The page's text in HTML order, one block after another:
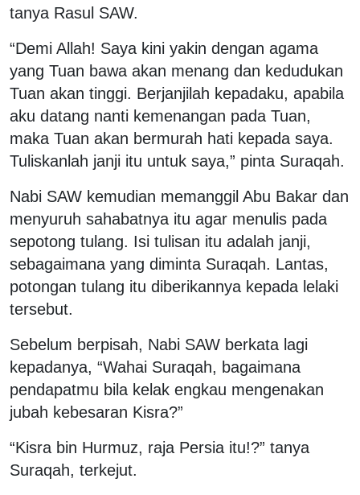
tanya Rasul SAW.
“Demi Allah! Saya kini yakin dengan agama
yang Tuan bawa akan menang dan kedudukan
Tuan akan tinggi. Berjanjilah kepadaku, apabila
aku datang nanti kemenangan pada Tuan,
maka Tuan akan bermurah hati kepada saya.
Tuliskanlah janji itu untuk saya,” pinta Suraqah.
Nabi SAW kemudian memanggil Abu Bakar dan
menyuruh sahabatnya itu agar menulis pada
sepotong tulang. Isi tulisan itu adalah janji,
sebagaimana yang diminta Suraqah. Lantas,
potongan tulang itu diberikannya kepada lelaki
tersebut.
Sebelum berpisah, Nabi SAW berkata lagi
kepadanya, “Wahai Suraqah, bagaimana
pendapatmu bila kelak engkau mengenakan
jubah kebesaran Kisra?”
“Kisra bin Hurmuz, raja Persia itu!?” tanya
Suraqah, terkejut.